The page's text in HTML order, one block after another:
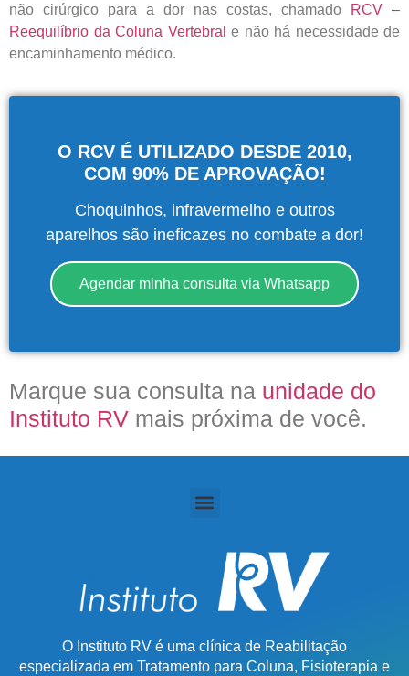
não cirúrgico para a dor nas costas, chamado
RCV –
Reequilíbrio da Coluna Vertebral e não há necessidade de
encaminhamento médico.
O RCV É UTILIZADO DESDE 2010,
COM 90% DE APROVAÇÃO!
Choquinhos, infravermelho e outros
aparelhos são ineficazes no combate a dor!
Agendar minha consulta via Whatsapp
Marque sua consulta na unidade do
Instituto RV mais próxima de você.
O Instituto RV é uma clínica de Reabilitação
especializada em Tratamento para Coluna, Fisioterapia e
Central de
Antes de iniciar o seu tratamento, iremos fazer uma
avaliação clínica da sua coluna e nossos profissionais
indicarão qual o melhor caminho a ser seguido.
(011) 2091-1267
Demais Localidades:
0800 494 8888